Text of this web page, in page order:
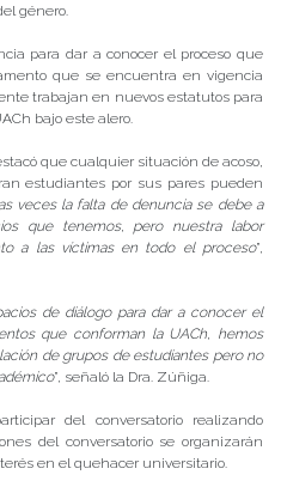
género.
para dar a conocer el proceso que
que se encuentra en vigencia
trabajan en nuevos estatutos para
bajo este alero.
que cualquier situación de acoso,
estudiantes por sus pares pueden
veces la falta de denuncia se debe a
que tenemos, pero nuestra labor
a las víctimas en todo el proceso”,
de diálogo para dar a conocer el
que conforman la UACh, hemos
de grupos de estudiantes pero no
”, señaló la Dra. Zúñiga.
del conversatorio realizando
del conversatorio se organizarán
en el quehacer universitario.